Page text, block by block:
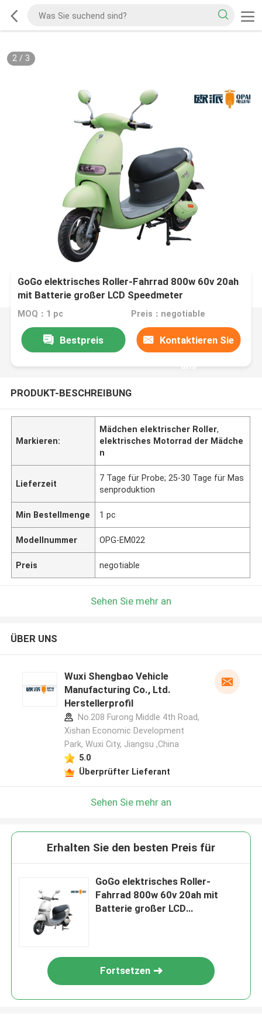
2/ 3
GoGo elektrisches Roller-Fahrrad 800w 60v 20ah
mit Batterie großer LCD Speedmeter
MOQ：1 pc Preis：negotiable
Bestpreis Kontaktieren Sie
uns
PRODUKT-BESCHREIBUNG
Markieren:
Mädchen elektrischer Roller,
elektrisches Motorrad der Mädche
n
Lieferzeit
7 Tage für Probe; 25-30 Tage für Mas
senproduktion
Min Bestellmenge 1 pc
Modellnummer OPG-EM022
Preis negotiable
Sehen Sie mehr an
ÜBER UNS
Wuxi Shengbao Vehicle
Manufacturing Co., Ltd.
Herstellerprofil
No.208 Furong Middle 4th Road,
Xishan Economic Development
Park, Wuxi City, Jiangsu ,China
5.0
Überprüfter Lieferant
Sehen Sie mehr an
Erhalten Sie den besten Preis für
GoGo elektrisches Roller-
Fahrrad 800w 60v 20ah mit
Batterie großer LCD
Fortsetzen